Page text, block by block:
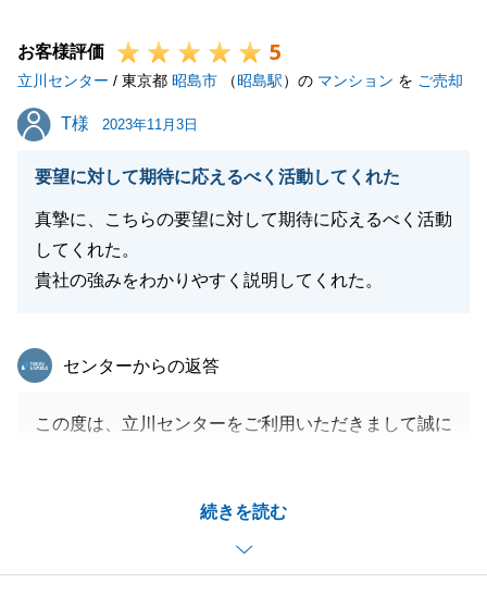
_今後ともよろしくお願いいたします。
お客様評価 5
立川センター / 東京都 昭島市 （昭島駅）の マンション を ご売却
T様
T様 2023年11月3日
要望に対して期待に応えるべく活動してくれた
真摯に、こちらの要望に対して期待に応えるべく活動
してくれた。
貴社の強みをわかりやすく説明してくれた。
続きを読む
東急リバブル
センターからの返答
この度は、立川センターをご利用いただきまして誠に
伝いでき、またお役にたてたこと大変光栄でございま
また何かお困りのことがございましたら、お気軽にご